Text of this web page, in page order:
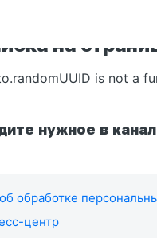
на
is not a
нужное в
обработке
центр